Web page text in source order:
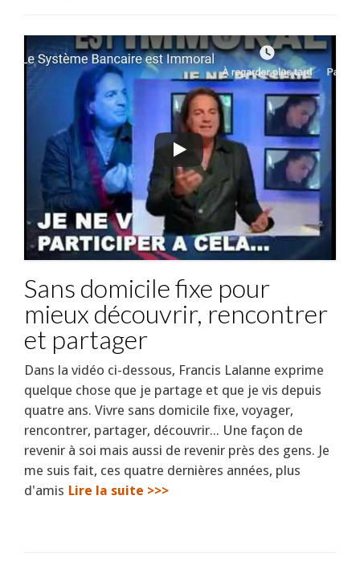
Sans domicile fixe pour
mieux découvrir, rencontrer
et partager
Dans la vidéo ci-dessous, Francis Lalanne exprime
quelque chose que je partage et que je vis depuis
quatre ans. Vivre sans domicile fixe, voyager,
rencontrer, partager, découvrir... Une façon de
revenir à soi mais aussi de revenir près des gens. Je
me suis fait, ces quatre dernières années, plus
d'amis Lire la suite >>>